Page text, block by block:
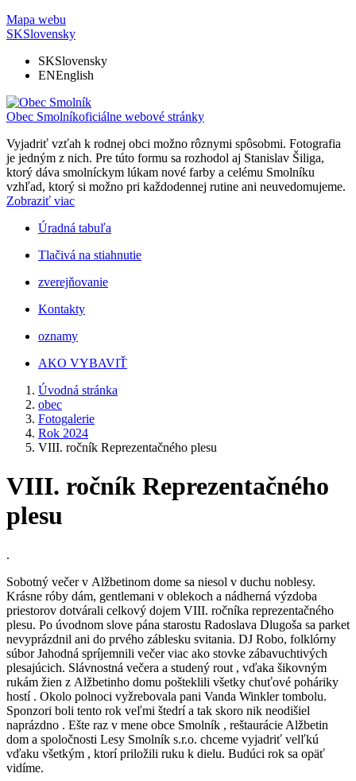
Mapa webu
SKSlovensky
SKSlovensky
ENEnglish
Obec Smolníkoficiálne webové stránky
Vyjadriť vzťah k rodnej obci možno rôznymi spôsobmi. Fotografia
je jedným z nich. Pre túto formu sa rozhodol aj Stanislav Šiliga,
ktorý dáva smolníckym lúkam nové farby a celému Smolníku
vzhľad, ktorý si možno pri každodennej rutine ani neuvedomujeme.
Zobraziť viac
Úradná tabuľa
Tlačivá na stiahnutie
zverejňovanie
Kontakty
oznamy
AKO VYBAVIŤ
Úvodná stránka
obec
Fotogalerie
Rok 2024
VIII. ročník Reprezentačného plesu
VIII. ročník Reprezentačného
plesu
.
Sobotný večer v Alžbetinom dome sa niesol v duchu noblesy.
Krásne róby dám, gentlemani v oblekoch a nádherná výzdoba
priestorov dotvárali celkový dojem VIII. ročníka reprezentačného
plesu. Po úvodnom slove pána starostu Radoslava Dlugoša sa parket
nevyprázdnil ani do prvého záblesku svitania. DJ Robo, folklórny
súbor Jahodná spríjemnili večer viac ako stovke zábavuchtivých
plesajúcich. Slávnostná večera a studený rout , vďaka šikovným
rukám žien z Alžbetinho domu pošteklili všetky chuťové poháriky
hostí . Okolo polnoci vyžrebovala pani Vanda Winkler tombolu.
Sponzori boli tento rok veľmi štedrí a tak skoro nik neodišiel
naprázdno . Ešte raz v mene obce Smolník , reštaurácie Alžbetin
dom a spoločnosti Lesy Smolník s.r.o. chceme vyjadriť velľkú
vďaku všetkým , ktorí priložili ruku k dielu. Budúci rok sa opäť
vidíme.